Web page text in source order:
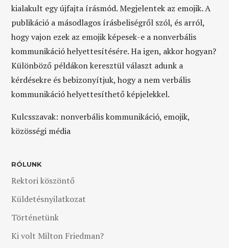
kialakult egy újfajta írásmód. Megjelentek az emojik. A
publikáció a másodlagos írásbeliségről szól, és arról,
hogy vajon ezek az emojik képesek-e a nonverbális
kommunikáció helyettesítésére. Ha igen, akkor hogyan?
Különböző példákon keresztül választ adunk a
kérdésekre és bebizonyítjuk, hogy a nem verbális
kommunikáció helyettesíthető képjelekkel.
Kulcsszavak: nonverbális kommunikáció, emojik,
közösségi média
RÓLUNK
Rektori köszöntő
Küldetésnyilatkozat
Történetünk
Ki volt Milton Friedman?